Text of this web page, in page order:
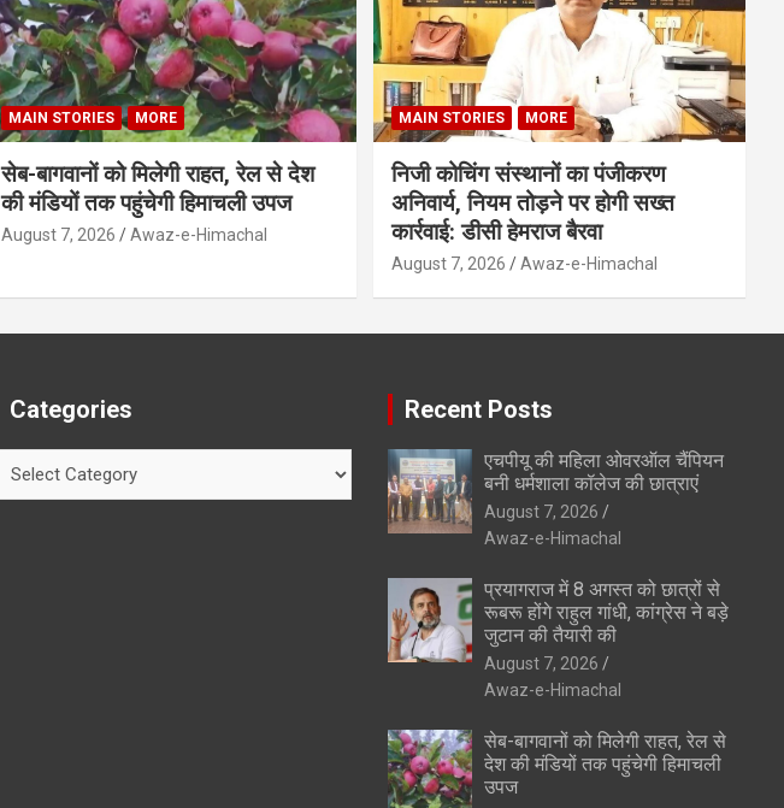
MAIN STORIES MORE
सेब-बागवानों को मिलेगी राहत, रेल से देश
की मंडियों तक पहुंचेगी हिमाचली उपज
August 7, 2026 Awaz-e-Himachal
MAIN STORIES MORE
निजी कोचिंग संस्थानों का पंजीकरण
अनिवार्य, नियम तोड़ने पर होगी सख्त
कार्रवाई: डीसी हेमराज बैरवा
August 7, 2026 Awaz-e-Himachal
Categories Recent Posts
एचपीयू की महिला ओवरऑल चैंपियन
बनी धर्मशाला कॉलेज की छात्राएं
August 7, 2026
Awaz-e-Himachal
प्रयागराज में 8 अगस्त को छात्रों से
रूबरू होंगे राहुल गांधी, कांग्रेस ने बड़े
जुटान की तैयारी की
August 7, 2026
Awaz-e-Himachal
सेब-बागवानों को मिलेगी राहत, रेल से
देश की मंडियों तक पहुंचेगी हिमाचली
उपज